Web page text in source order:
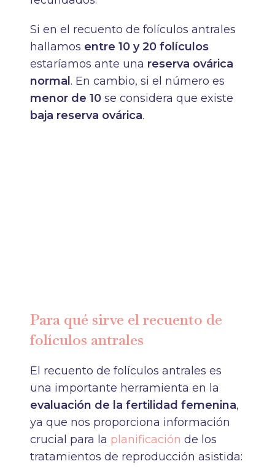
Si en el recuento de folículos antrales
hallamos entre 10 y 20 folículos
estaríamos ante una reserva ovárica
normal . En cambio, si el número es
menor de 10 se considera que existe
baja reserva ovárica.
Para qué sirve el recuento de
folículos antrales
El recuento de folículos antrales es
una importante herramienta en la
evaluación de la fertilidad femenina,
ya que nos proporciona información
crucial para la planificación de los
tratamientos de reproducción asistida: